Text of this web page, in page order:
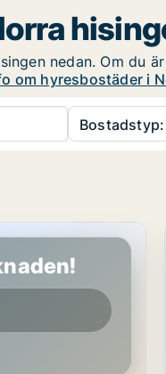
nedan. Om du
om hyresbostäder i
Bostadstyp: